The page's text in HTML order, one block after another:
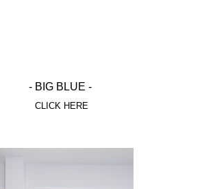
- BIG BLUE -
CLICK HERE